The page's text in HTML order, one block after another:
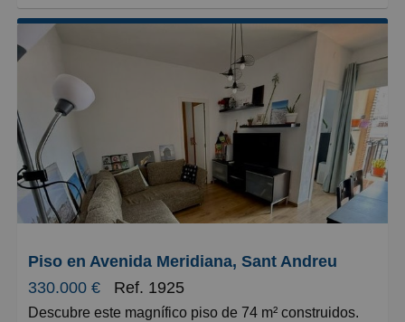
Piso en Avenida Meridiana, Sant Andreu
330.000 €
Ref. 1925
Descubre este magnífico piso de 74 m² construidos.